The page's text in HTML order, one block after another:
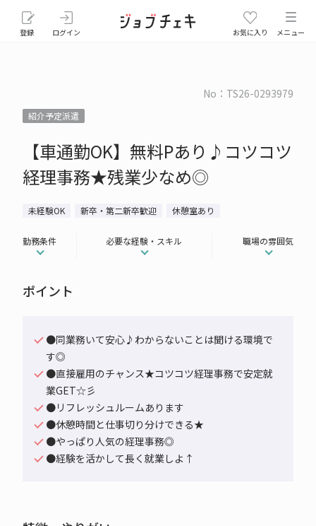
登録 ログイン お気に入り メニュー
No：TS26-0293979
紹介予定派遣
【車通勤OK】無料Pあり♪コツコツ
経理事務★残業少なめ◎
未経験OK 新卒・第二新卒歓迎 休憩室あり
勤務条件 必要な経験・スキル 職場の雰囲気
ポイント
●同業務いて安心♪わからないことは聞ける環境で
す◎
●直接雇用のチャンス★コツコツ経理事務で安定就
業GET☆彡
●リフレッシュルームあります
●休憩時間と仕事切り分けできる★
●やっぱり人気の経理事務◎
●経験を活かして長く就業しよ↑